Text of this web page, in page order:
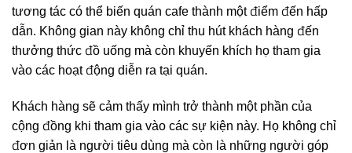
tương tác có thể biến quán cafe thành một điểm đến hấp
dẫn. Không gian này không chỉ thu hút khách hàng đến
thưởng thức đồ uống mà còn khuyến khích họ tham gia
vào các hoạt động diễn ra tại quán.
Khách hàng sẽ cảm thấy mình trở thành một phần của
cộng đồng khi tham gia vào các sự kiện này. Họ không chỉ
đơn giản là người tiêu dùng mà còn là những người góp